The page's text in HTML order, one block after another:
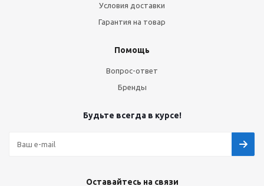
Условия доставки
Гарантия на товар
Помощь
Вопрос-ответ
Бренды
Будьте всегда в курсе!
Оставайтесь на связи